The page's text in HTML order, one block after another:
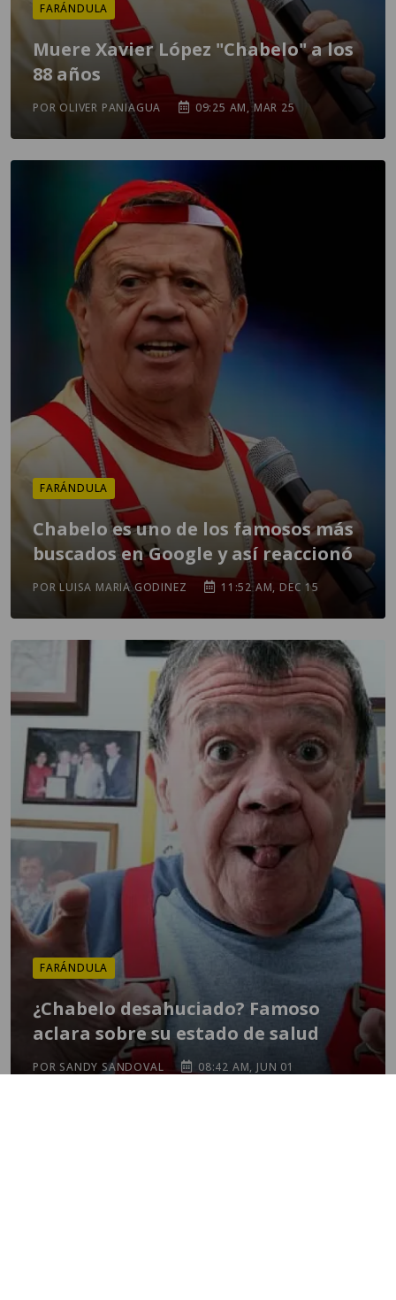
FARÁNDULA
Muere Xavier López "Chabelo" a los
88 años
POR OLIVER PANIAGUA 09:25 AM, MAR 25
FARÁNDULA
Chabelo es uno de los famosos más
buscados en Google y así reaccionó
POR LUISA MARIA GODINEZ 11:52 AM, DEC 15
FARÁNDULA
¿Chabelo desahuciado? Famoso
aclara sobre su estado de salud
POR SANDY SANDOVAL 08:42 AM, JUN 01